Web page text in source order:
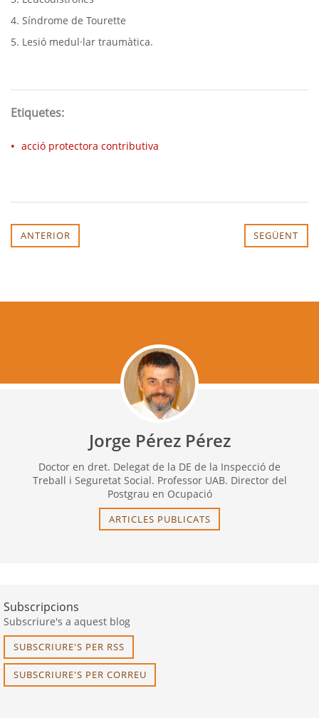
4. Síndrome de Tourette
5. Lesió medul·lar traumàtica.
Etiquetes:
acció protectora contributiva
ANTERIOR SEGÜENT
Jorge Pérez Pérez
Doctor en dret. Delegat de la DE de la Inspecció de
Treball i Seguretat Social. Professor UAB. Director del
Postgrau en Ocupació
ARTICLES PUBLICATS
Subscripcions
Subscriure's a aquest blog
SUBSCRIURE'S PER RSS
SUBSCRIURE'S PER CORREU